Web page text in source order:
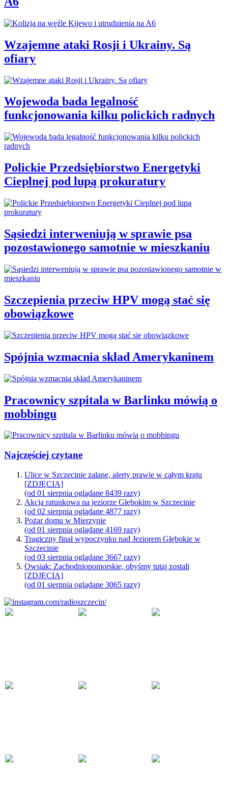
Wzajemne ataki Rosji i Ukrainy. Są
ofiary
Wojewoda bada legalność
funkcjonowania kilku polickich radnych
Polickie Przedsiębiorstwo Energetyki
Cieplnej pod lupą prokuratury
Sąsiedzi interweniują w sprawie psa
pozostawionego samotnie w mieszkaniu
Szczepienia przeciw HPV mogą stać się
obowiązkowe
Spójnia wzmacnia skład Amerykaninem
Pracownicy szpitala w Barlinku mówią o
mobbingu
Najczęściej czytane
Ulice w Szczecinie zalane, alerty prawie w całym kraju
[ZDJĘCIA]
(od 01 sierpnia oglądane 8439 razy)
Akcja ratunkowa na jeziorze Głębokim w Szczecinie
(od 02 sierpnia oglądane 4877 razy)
Pożar domu w Mierzynie
(od 01 sierpnia oglądane 4169 razy)
Tragiczny finał wypoczynku nad Jeziorem Głębokie w
Szczecinie
(od 03 sierpnia oglądane 3667 razy)
Owsiak: Zachodniopomorskie, obyśmy tutaj zostali
[ZDJĘCIA]
(od 01 sierpnia oglądane 3065 razy)